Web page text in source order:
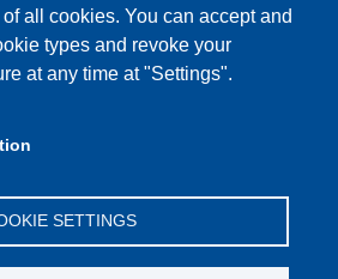
all cookies. You can accept and
types and revoke your
at any time at "Settings".
SETTINGS
e Scienze Umane
- 42121 Reggio nell'Emilia